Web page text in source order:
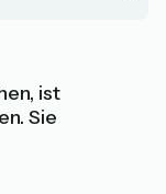
ist
Sie